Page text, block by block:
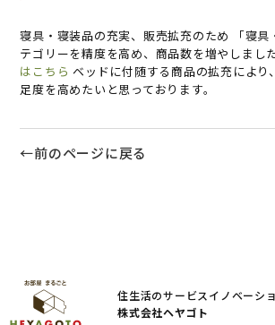
寝具・寝装品の充実、販売拡充のため 「寝具
テゴリーを精度を高め、商品数を増やしまし
はこちら ベッドに付随する商品の拡充により
足度を高めたいと思っております。
←前のページに戻る
住生活のサービスイノベーシ
株式会社ヘヤゴト